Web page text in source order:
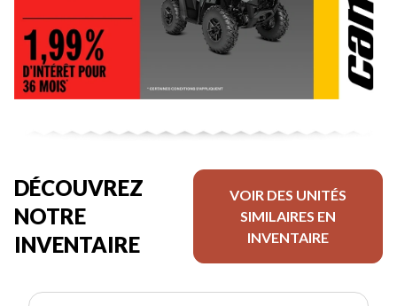
DÉCOUVREZ
NOTRE
INVENTAIRE
VOIR DES UNITÉS
SIMILAIRES EN
INVENTAIRE